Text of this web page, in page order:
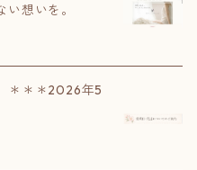
想いを。
＊＊＊2026年5